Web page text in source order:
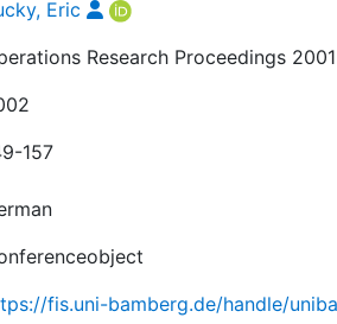
Eric
Research Proceedings 2001
157
fis.uni-bamberg.de/handle/